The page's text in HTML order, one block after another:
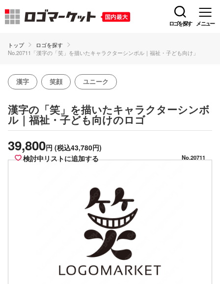
ロゴを探す メニュー
トップ
ロゴを探す
No.20711「漢字の「笑」を描いたキャラクターシンボル｜福祉・子ども向け」
漢字 笑顔 ユニーク
漢字の「笑」を描いたキャラクターシンボ
ル｜福祉・子ども向けのロゴ
39,800円 (税込43,780円)
検討中リストに追加する
No.20711